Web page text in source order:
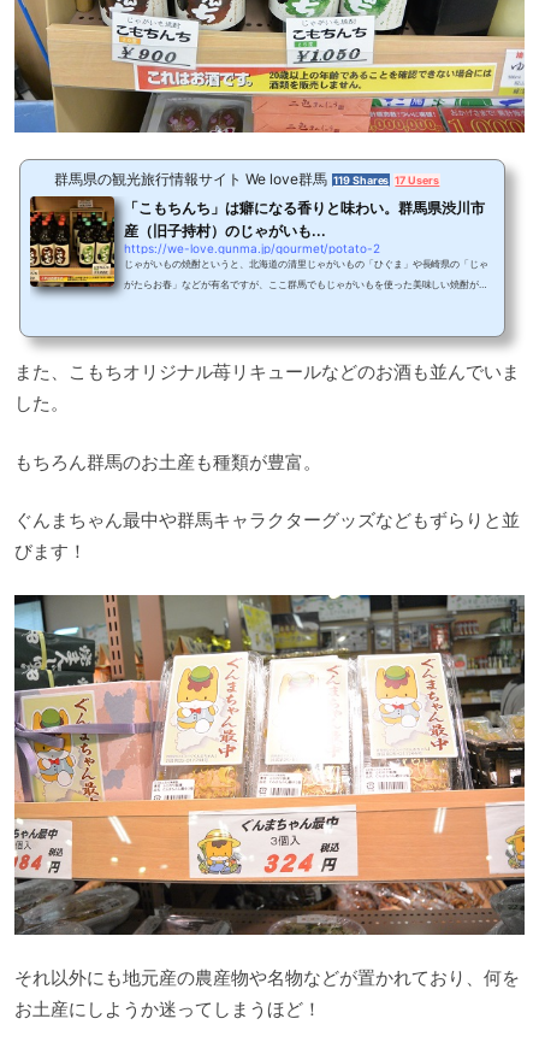
群馬県の観光旅行情報サイト We love群馬 119 Shares 17 Users
「こもちんち」は癖になる香りと味わい。群馬県渋川市
産（旧子持村）のじゃがいも...
https://we-love.gunma.jp/gourmet/potato-2
じゃがいもの焼酎というと、北海道の清里じゃがいもの「ひぐま」や長崎県の「じゃ
がたらお春」などが有名ですが、ここ群馬でもじゃがいもを使った美味しい焼酎があ
有数の酒蔵、聖酒造が作ったじゃがいも焼酎天保12年、1842年創業の群馬県渋川市に
ある聖酒蔵。赤城山の西南自然水が湧き出す豊な土地で、７代160年にわたり、伝統
また、こもちオリジナル苺リキュールなどのお酒も並んでいま
した。
もちろん群馬のお土産も種類が豊富。
ぐんまちゃん最中や群馬キャラクターグッズなどもずらりと並
びます！
それ以外にも地元産の農産物や名物などが置かれており、何を
お土産にしようか迷ってしまうほど！